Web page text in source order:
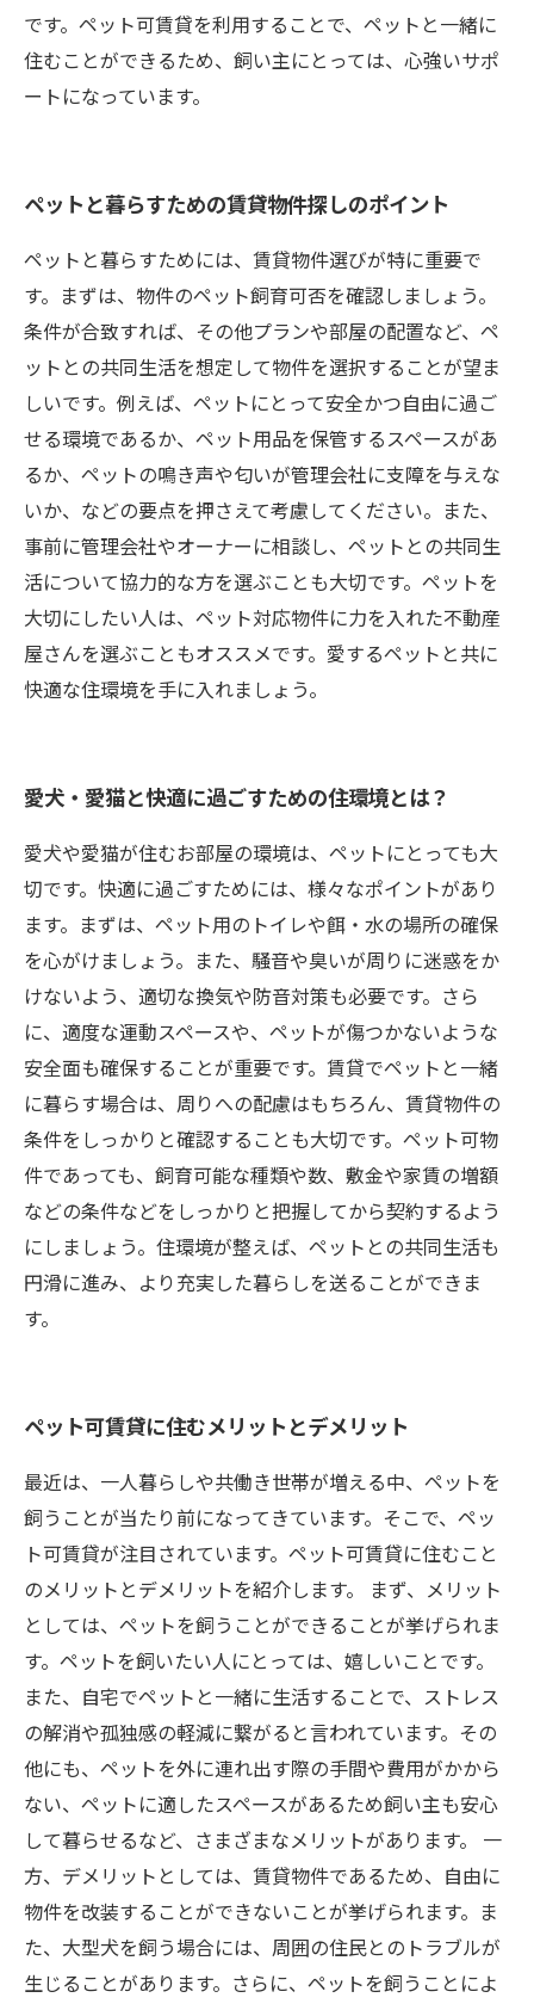
です。ペット可賃貸を利用することで、ペットと一緒に
住むことができるため、飼い主にとっては、心強いサポ
ートになっています。
ペットと暮らすための賃貸物件探しのポイント
ペットと暮らすためには、賃貸物件選びが特に重要で
す。まずは、物件のペット飼育可否を確認しましょう。
条件が合致すれば、その他プランや部屋の配置など、ペ
ットとの共同生活を想定して物件を選択することが望ま
しいです。例えば、ペットにとって安全かつ自由に過ご
せる環境であるか、ペット用品を保管するスペースがあ
るか、ペットの鳴き声や匂いが管理会社に支障を与えな
いか、などの要点を押さえて考慮してください。また、
事前に管理会社やオーナーに相談し、ペットとの共同生
活について協力的な方を選ぶことも大切です。ペットを
大切にしたい人は、ペット対応物件に力を入れた不動産
屋さんを選ぶこともオススメです。愛するペットと共に
快適な住環境を手に入れましょう。
愛犬・愛猫と快適に過ごすための住環境とは？
愛犬や愛猫が住むお部屋の環境は、ペットにとっても大
切です。快適に過ごすためには、様々なポイントがあり
ます。まずは、ペット用のトイレや餌・水の場所の確保
を心がけましょう。また、騒音や臭いが周りに迷惑をか
けないよう、適切な換気や防音対策も必要です。さら
に、適度な運動スペースや、ペットが傷つかないような
安全面も確保することが重要です。賃貸でペットと一緒
に暮らす場合は、周りへの配慮はもちろん、賃貸物件の
条件をしっかりと確認することも大切です。ペット可物
件であっても、飼育可能な種類や数、敷金や家賃の増額
などの条件などをしっかりと把握してから契約するよう
にしましょう。住環境が整えば、ペットとの共同生活も
円滑に進み、より充実した暮らしを送ることができま
す。
ペット可賃貸に住むメリットとデメリット
最近は、一人暮らしや共働き世帯が増える中、ペットを
飼うことが当たり前になってきています。そこで、ペッ
ト可賃貸が注目されています。ペット可賃貸に住むこと
のメリットとデメリットを紹介します。 まず、メリット
としては、ペットを飼うことができることが挙げられま
す。ペットを飼いたい人にとっては、嬉しいことです。
また、自宅でペットと一緒に生活することで、ストレス
の解消や孤独感の軽減に繋がると言われています。その
他にも、ペットを外に連れ出す際の手間や費用がかから
ない、ペットに適したスペースがあるため飼い主も安心
して暮らせるなど、さまざまなメリットがあります。 一
方、デメリットとしては、賃貸物件であるため、自由に
物件を改装することができないことが挙げられます。ま
た、大型犬を飼う場合には、周囲の住民とのトラブルが
生じることがあります。さらに、ペットを飼うことによ